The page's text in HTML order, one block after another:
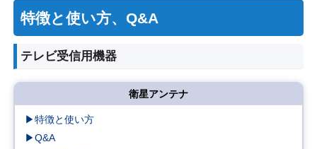
特徴と使い方、Q&A
テレビ受信用機器
衛星アンテナ
▶特徴と使い方
▶Q&A